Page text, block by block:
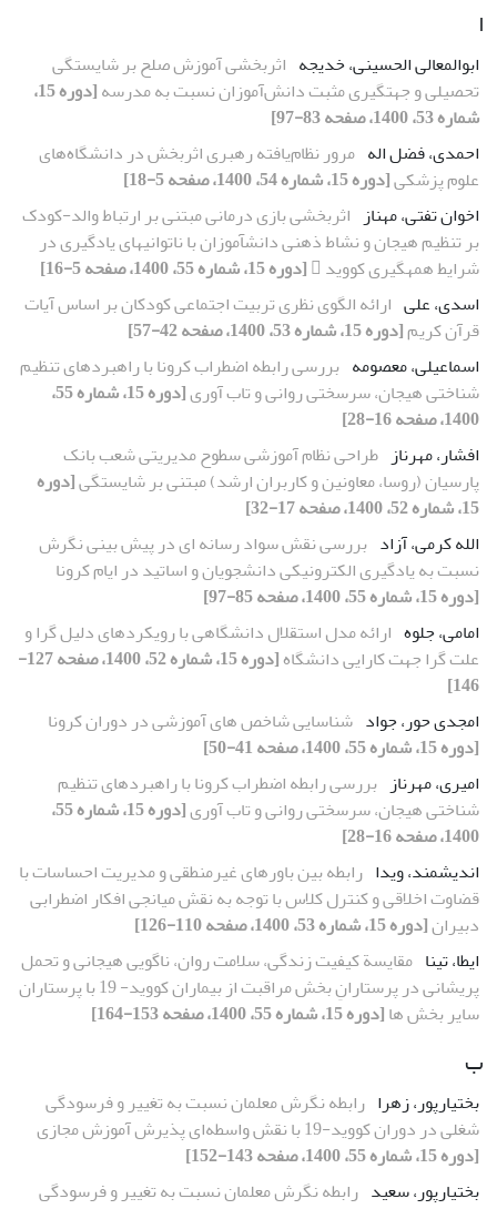
ا
ابوالمعالی الحسینی، خدیجه اثربخشی آموزش صلح بر شایستگی
تحصیلی و جهت‏گیری مثبت دانش‌آموزان نسبت به مدرسه
[دوره 15،
شماره 53، 1400، صفحه 83-97]
احمدی، فضل اله مرور نظام‌یافته رهبری اثربخش در دانشگاه‌های
علوم پزشکی[دوره 15، شماره 54، 1400، صفحه 5-18]
اخوان تفتی، مهناز اثربخشی بازی‏ درمانی مبتنی بر ارتباط والد-کودک
بر تنظیم هیجان و نشاط ذهنی دانش‏آموزان با ناتوانی‏های یادگیری در
شرایط همه‏گیری کووید  [دوره 15، شماره 55، 1400، صفحه 5-16]
اسدی، علی ارائه الگوی نظری تربیت اجتماعی کودکان بر اساس آیات
قرآن کریم[دوره 15، شماره 53، 1400، صفحه 42-57]
اسماعیلی، معصومه بررسی رابطه اضطراب کرونا با راهبردهای تنظیم
شناختی هیجان، سرسختی روانی و تاب ‏آوری
[دوره 15، شماره 55،
1400، صفحه 16-28]
افشار، مهرناز طراحی نظام آموزشی سطوح مدیریتی شعب بانک
پارسیان (روسا، معاونین و کاربران ارشد) مبتنی بر شایستگی[دوره
15، شماره 52، 1400، صفحه 17-32]
الله کرمی، آزاد بررسی نقش سواد رسانه ‏ای در پیش‏ بینی نگرش
نسبت به یادگیری الکترونیکی دانشجویان و اساتید در ایام کرونا
[دوره 15، شماره 55، 1400، صفحه 85-97]
امامی، جلوه ارائه مدل استقلال دانشگاهی با رویکردهای دلیل گرا و
علت گرا جهت کارایی دانشگاه
[دوره 15، شماره 52، 1400، صفحه 127-
146]
امجدی حور، جواد شناسایی شاخص ‏های آموزشی در دوران کرونا
[دوره 15، شماره 55، 1400، صفحه 41-50]
امیری، مهرناز بررسی رابطه اضطراب کرونا با راهبردهای تنظیم
شناختی هیجان، سرسختی روانی و تاب ‏آوری
[دوره 15، شماره 55،
1400، صفحه 16-28]
اندیشمند، ویدا رابطه بین باورهای غیرمنطقی و مدیریت احساسات با
قضاوت اخلاقی و کنترل کلاس با توجه به نقش میانجی افکار اضطرابی
دبیران[دوره 15، شماره 53، 1400، صفحه 110-126]
ایطا، تینا مقایسة کیفیت زندگی، سلامت روان، ناگویی هیجانی و تحمل
پریشانی در پرستارانِ بخش مراقبت‏ از بیماران کووید- 19 با پرستاران
سایر بخش ‏ها[دوره 15، شماره 55، 1400، صفحه 153-164]
ب
بختیارپور، زهرا رابطه نگرش معلمان نسبت به تغییر و فرسودگی
شغلی در دوران کووید-19 با نقش واسطه‌ای پذیرش آموزش مجازی
[دوره 15، شماره 55، 1400، صفحه 143-152]
بختیارپور، سعید رابطه نگرش معلمان نسبت به تغییر و فرسودگی